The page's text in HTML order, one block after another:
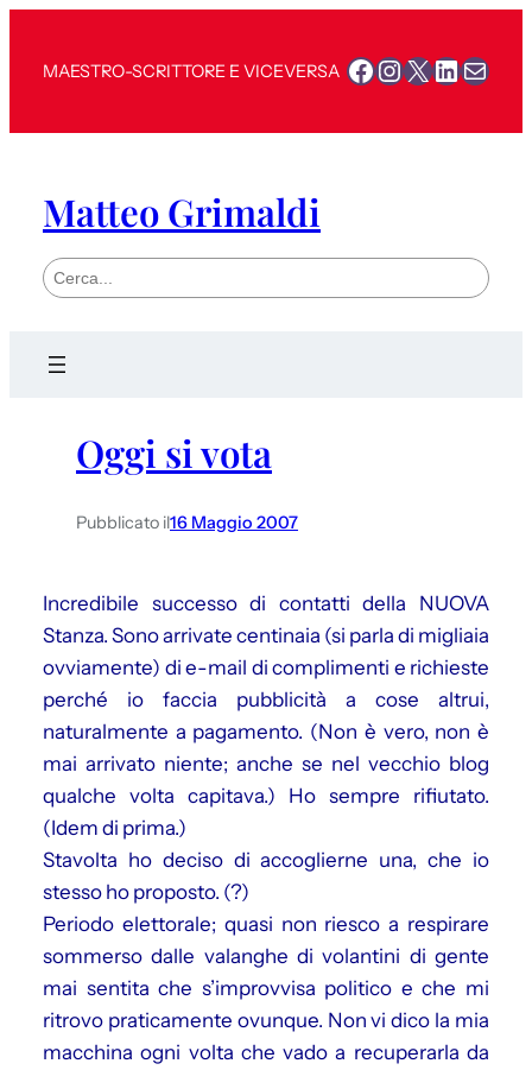
MAESTRO-SCRITTORE E VICEVERSA Facebook
Instagram
X Mail
Matteo Grimaldi
S
e
Oggi si vota
Pubblicato il16 Maggio 2007
Incredibile successo di contatti della NUOVA
Stanza. Sono arrivate centinaia (si parla di migliaia
ovviamente) di e-mail di complimenti e richieste
perché io faccia pubblicità a cose altrui,
naturalmente a pagamento. (Non è vero, non è
mai arrivato niente; anche se nel vecchio blog
qualche volta capitava.) Ho sempre rifiutato.
(Idem di prima.)
Stavolta ho deciso di accoglierne una, che io
stesso ho proposto. (?)
Periodo elettorale; quasi non riesco a respirare
sommerso dalle valanghe di volantini di gente
mai sentita che s’improvvisa politico e che mi
ritrovo praticamente ovunque. Non vi dico la mia
macchina ogni volta che vado a recuperarla da